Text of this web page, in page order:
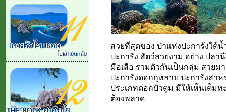
สวยที่สุดของ ป่าแห่งปะการังใต้
ปะการัง สัตว์สวยงาม อย่าง ปลา
มือเสือ รวมตัวกันเป็นกลุ่ม สวยม
ปะการังดอกกุหลาบ ปะการังสาห
ประเภทดอกบัวตูม มีให้เห็นเต็ม
ต้องพลาด